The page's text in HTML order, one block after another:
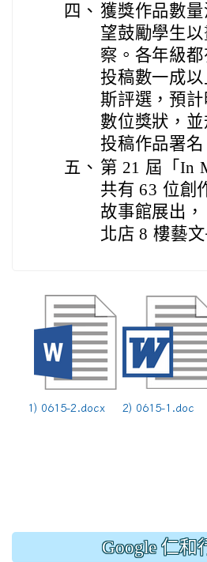
四、 獲獎作品數
望鼓勵學生
察。各年級
投稿數一成
斯評選，預
數位獎狀，
投稿作品署
五、 第 21 屆「In
共有 63 位創
故事館展出
北店 8 樓藝
1) 0615-2.docx 2) 0615-1.doc
Google 仁和